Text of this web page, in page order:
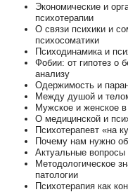
Экономические и
психотерапии
О связи психики и
психосоматики
Психодинамика и
Фобии: от гипотез о
анализу
Одержимость и
Между душой и
Мужское и женское в
О медицинской и
Психотерапевт «на
Почему нам нужно
Актуальные вопросы
Методологическое
патологии
Психотерапия как